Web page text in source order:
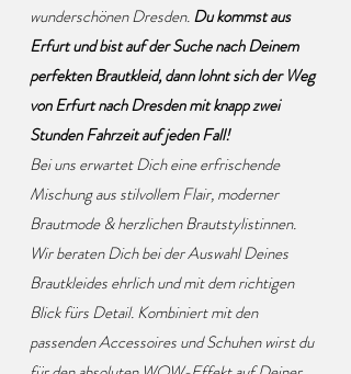
wunderschönen Dresden.Du kommst aus
Erfurt und bist auf der Suche nach Deinem
perfekten Brautkleid, dann lohnt sich der Weg
von Erfurt nach Dresden mit knapp zwei
Stunden Fahrzeit auf jeden Fall!
Bei uns erwartet Dich eine erfrischende
Mischung aus stilvollem Flair, moderner
Brautmode & herzlichen Brautstylistinnen.
Wir beraten Dich bei der Auswahl Deines
Brautkleides ehrlich und mit dem richtigen
Blick fürs Detail. Kombiniert mit den
passenden Accessoires und Schuhen wirst du